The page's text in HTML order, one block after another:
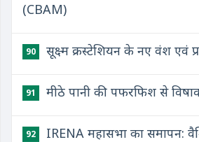
(CBAM)
90 सूक्ष्म क्रस्टेशियन के नए वंश एवं
91 मीठे पानी की पफरफिश से
92
IRENA महासभा का समापन: